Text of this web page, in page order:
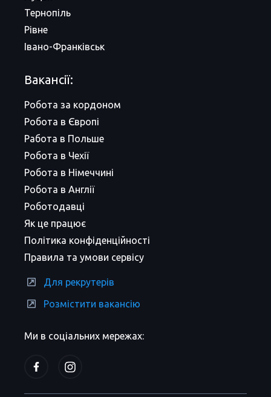
Ми в соціальних мережах:
Тернопіль
Рівне
Івано-Франківськ
Вакансії:
Робота за кордоном
Робота в Європі
Работа в Польше
Робота в Чехії
Робота в Німеччині
Робота в Англії
Роботодавці
Як це працює
Політика конфіденційності
Правила та умови сервісу
Для рекрутерів
Розмістити вакансію